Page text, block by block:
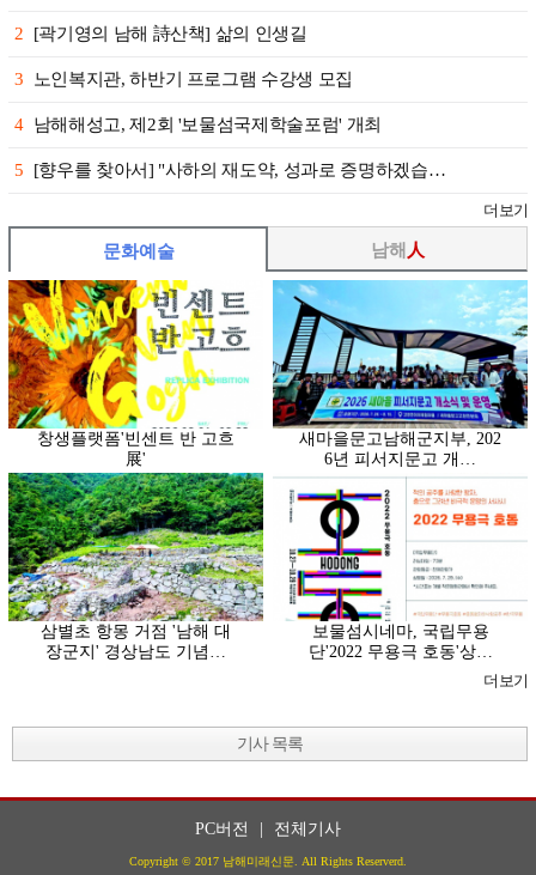
2 [곽기영의 남해 詩산책] 삶의 인생길
3 노인복지관, 하반기 프로그램 수강생 모집
4 남해해성고, 제2회 '보물섬국제학술포럼' 개최
5 [향우를 찾아서] "사하의 재도약, 성과로 증명하겠습…
더보기
문화예술
창생플랫폼'빈센트 반 고흐
展'
새마을문고남해군지부, 202
6년 피서지문고 개…
삼별초 항몽 거점 '남해 대
장군지' 경상남도 기념…
보물섬시네마, 국립무용
단'2022 무용극 호동'상…
더보기
남해 人
기사 목록
PC버전 전체기사
Copyright © 2017 남해미래신문. All Rights Reserverd.